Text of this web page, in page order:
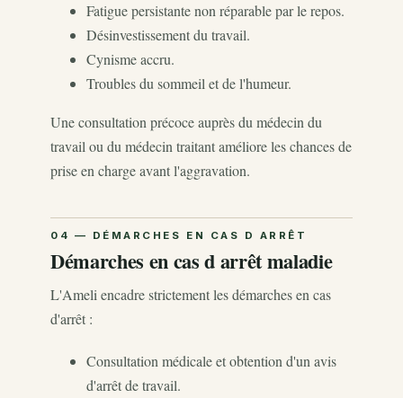
Fatigue persistante non réparable par le repos.
Désinvestissement du travail.
Cynisme accru.
Troubles du sommeil et de l'humeur.
Une consultation précoce auprès du médecin du
travail ou du médecin traitant améliore les chances de
prise en charge avant l'aggravation.
Démarches en cas d arrêt maladie
L'Ameli encadre strictement les démarches en cas
d'arrêt :
Consultation médicale et obtention d'un avis
d'arrêt de travail.